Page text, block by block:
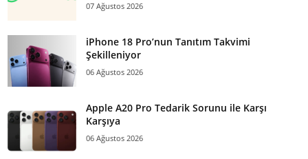
07 Ağustos 2026
iPhone 18 Pro’nun Tanıtım Takvimi
Şekilleniyor
06 Ağustos 2026
Apple A20 Pro Tedarik Sorunu ile Karşı
Karşıya
06 Ağustos 2026